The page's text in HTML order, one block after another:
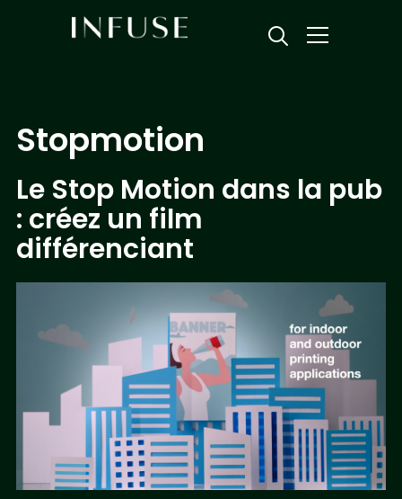
Info
Stopmotion
Le Stop Motion dans la pub
: créez un film
différenciant